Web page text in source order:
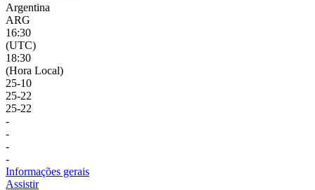
Argentina
ARG
16:30
(UTC)
18:30
(Hora Local)
25-10
25-22
25-22
-
-
-
-
Informações gerais
Assistir